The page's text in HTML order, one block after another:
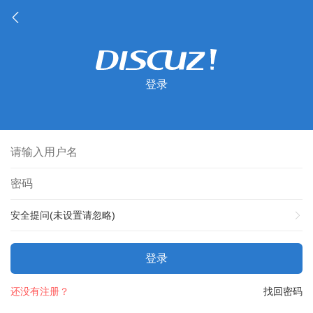
登录
安全提问(未设置请忽略)
登录
找回密码
还没有注册？